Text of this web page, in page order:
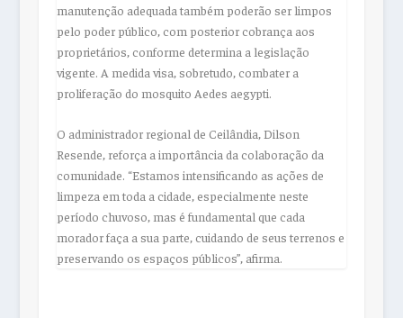
manutenção adequada também poderão ser limpos
pelo poder público, com posterior cobrança aos
proprietários, conforme determina a legislação
vigente. A medida visa, sobretudo, combater a
proliferação do mosquito Aedes aegypti.
O administrador regional de Ceilândia, Dilson
Resende, reforça a importância da colaboração da
comunidade. “Estamos intensificando as ações de
limpeza em toda a cidade, especialmente neste
período chuvoso, mas é fundamental que cada
morador faça a sua parte, cuidando de seus terrenos e
preservando os espaços públicos”, afirma.